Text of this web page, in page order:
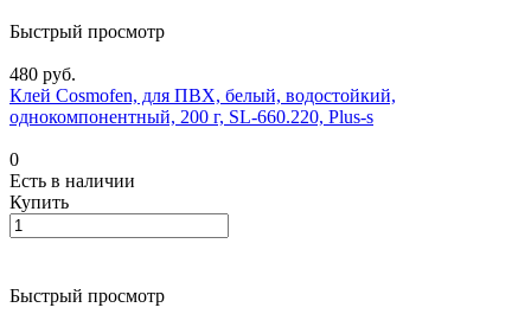
Быстрый просмотр
480 руб.
Клей Cosmofen, для ПВХ, белый, водостойкий,
однокомпонентный, 200 г, SL-660.220, Plus-s
0
Есть в наличии
Купить
Быстрый просмотр